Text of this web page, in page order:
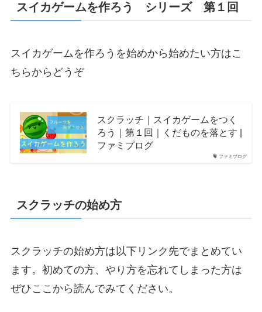
スイカゲームを作ろう シリーズ 第１回
スイカゲームを作ろうを始めから始めたい方はこ
ちらからどうぞ
ファミプログ
スクラッチ｜スイカゲームをつく
ろう｜第１回｜くだものを落とす |
ファミプログ
スクラッチの始め方
スクラッチの始め方は以下リンク先でまとめてい
ます。初めての方、やり方を忘れてしまった方は
ぜひここから読んでみてください。